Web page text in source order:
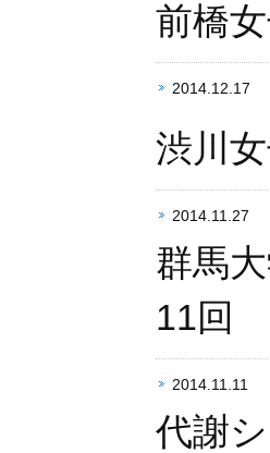
前橋
2014.12.17
渋川
2014.11.27
群馬
11回
2014.11.11
代謝